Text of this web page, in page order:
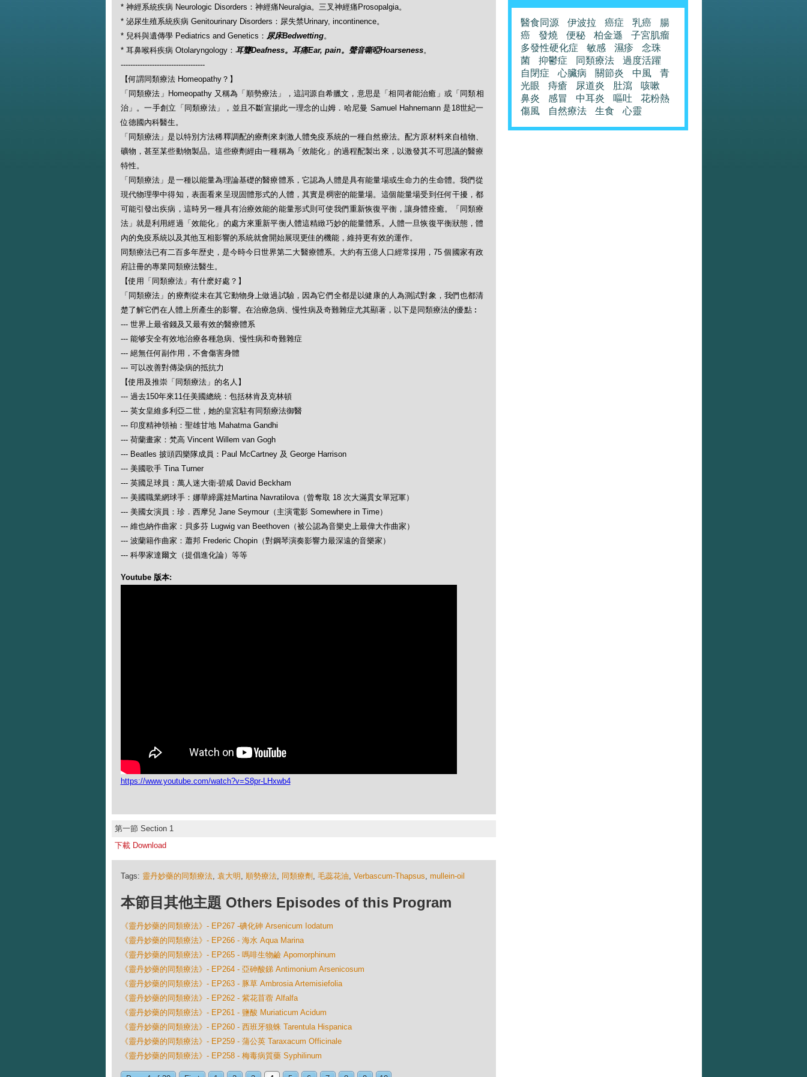
* 神經系統疾病 Neurologic Disorders：神經痛Neuralgia。三叉神經痛Prosopalgia。
* 泌尿生殖系統疾病 Genitourinary Disorders：尿失禁Urinary, incontinence。
* 兒科與遺傳學 Pediatrics and Genetics： 尿床Bedwetting。
* 耳鼻喉科疾病 Otolaryngology： 耳聾Deafness。耳痛Ear, pain。聲音嘶啞Hoarseness。
-----------------------------------
【何謂同類療法 Homeopathy？】
「同類療法」Homeopathy 又稱為「順勢療法」，這詞源自希臘文，意思是「相同者能治癒」或「同類相
治」。一手創立「同類療法」，並且不斷宣揚此一理念的山姆．哈尼曼 Samuel Hahnemann 是18世紀一
位德國內科醫生。
「同類療法」是以特別方法稀釋調配的療劑來刺激人體免疫系統的一種自然療法。配方原材料來自植物、
礦物，甚至某些動物製品。這些療劑經由一種稱為「效能化」的過程配製出來，以激發其不可思議的醫療
特性。
「同類療法」是一種以能量為理論基礎的醫療體系，它認為人體是具有能量場或生命力的生命體。我們從
現代物理學中得知，表面看來呈現固體形式的人體，其實是稠密的能量場。這個能量場受到任何干擾，都
可能引發出疾病，這時另一種具有治療效能的能量形式則可使我們重新恢復平衡，讓身體痊癒。「同類療
法」就是利用經過「效能化」的處方來重新平衡人體這精緻巧妙的能量體系。人體一旦恢復平衡狀態，體
內的免疫系統以及其他互相影響的系統就會開始展現更佳的機能，維持更有效的運作。
同類療法已有二百多年歴史，是今時今日世界第二大醫療體系。大約有五億人口經常採用，75 個國家有政
府註冊的專業同類療法醫生。
【使用「同類療法」有什麽好處？】
「同類療法」的療劑從未在其它動物身上做過試驗，因為它們全都是以健康的人為測試對象，我們也都清
楚了解它們在人體上所產生的影響。在治療急病、慢性病及奇難雜症尤其顯著，以下是同類療法的優點︰
--- 世界上最省錢及又最有效的醫療體系
--- 能够安全有效地治療各種急病、慢性病和奇難雜症
--- 絕無任何副作用，不會傷害身體
--- 可以改善對傳染病的抵抗力
【使用及推崇「同類療法」的名人】
--- 過去150年來11任美國總統：包括林肯及克林頓
--- 英女皇維多利亞二世，她的皇宮駐有同類療法御醫
--- 印度精神領袖：聖雄甘地 Mahatma Gandhi
--- 荷蘭畫家：梵高 Vincent Willem van Gogh
--- Beatles 披頭四樂隊成員：Paul McCartney 及 George Harrison
--- 美國歌手 Tina Turner
--- 英國足球員：萬人迷大衛‧碧咸 David Beckham
--- 美國職業網球手：娜華締露娃Martina Navratilova（曾奪取 18 次大滿貫女單冠軍）
--- 美國女演員：珍．西摩兒 Jane Seymour（主演電影 Somewhere in Time）
--- 維也納作曲家：貝多芬 Lugwig van Beethoven（被公認為音樂史上最偉大作曲家）
--- 波蘭籍作曲家：蕭邦 Frederic Chopin（對鋼琴演奏影響力最深遠的音樂家）
--- 科學家達爾文（提倡進化論）等等
Youtube 版本:
https://www.youtube.com/watch?v=S8pr-LHxwb4
第一節 Section 1
下載 Download
Tags: 靈丹妙藥的同類療法, 袁大明 , 順勢療法, 同類療劑 , 毛蕊花油, Verbascum-Thapsus, mullein-oil
本節目其他主題 Others Episodes of this Program
《靈丹妙藥的同類療法》- EP267 -碘化砷 Arsenicum Iodatum
《靈丹妙藥的同類療法》- EP266 - 海水 Aqua Marina
《靈丹妙藥的同類療法》- EP265 - 嗎啡生物鹼 Apomorphinum
《靈丹妙藥的同類療法》- EP264 - 亞砷酸銻 Antimonium Arsenicosum
《靈丹妙藥的同類療法》- EP263 - 豚草 Ambrosia Artemisiefolia
《靈丹妙藥的同類療法》- EP262 - 紫花苜蓿 Alfalfa
《靈丹妙藥的同類療法》- EP261 - 鹽酸 Muriaticum Acidum
《靈丹妙藥的同類療法》- EP260 - 西班牙狼蛛 Tarentula Hispanica
《靈丹妙藥的同類療法》- EP259 - 蒲公英 Taraxacum Officinale
《靈丹妙藥的同類療法》- EP258 - 梅毒病質藥 Syphilinum
醫食同源 伊波拉 癌症 乳癌
腸
癌
發燒 便秘 柏金遜
子宮肌瘤
多發性硬化症
敏感 濕疹
念珠
菌
抑鬱症 同類療法
過度活躍
自閉症
心臟病 關節炎 中風
青
光眼
痔瘡 尿道炎 肚瀉
咳嗽
鼻炎
感冒 中耳炎 嘔吐
花粉熱
傷風
自然療法 生食 心靈